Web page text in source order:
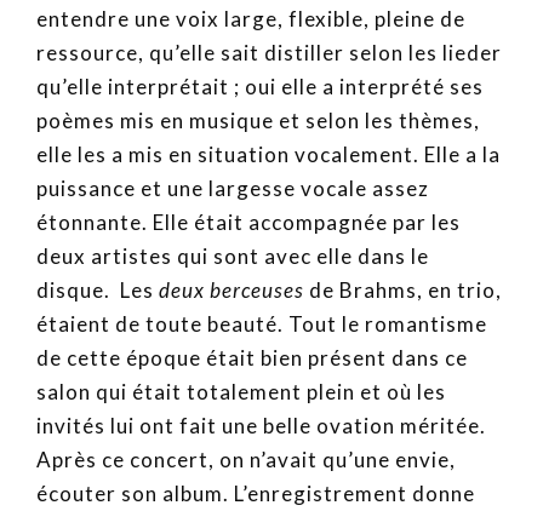
entendre une voix large, flexible, pleine de
ressource, qu’elle sait distiller selon les lieder
qu’elle interprétait ; oui elle a interprété ses
poèmes mis en musique et selon les thèmes,
elle les a mis en situation vocalement. Elle a la
puissance et une largesse vocale assez
étonnante. Elle était accompagnée par les
deux artistes qui sont avec elle dans le
disque. Les deux berceuses de Brahms, en trio,
étaient de toute beauté. Tout le romantisme
de cette époque était bien présent dans ce
salon qui était totalement plein et où les
invités lui ont fait une belle ovation méritée.
Après ce concert, on n’avait qu’une envie,
écouter son album. L’enregistrement donne